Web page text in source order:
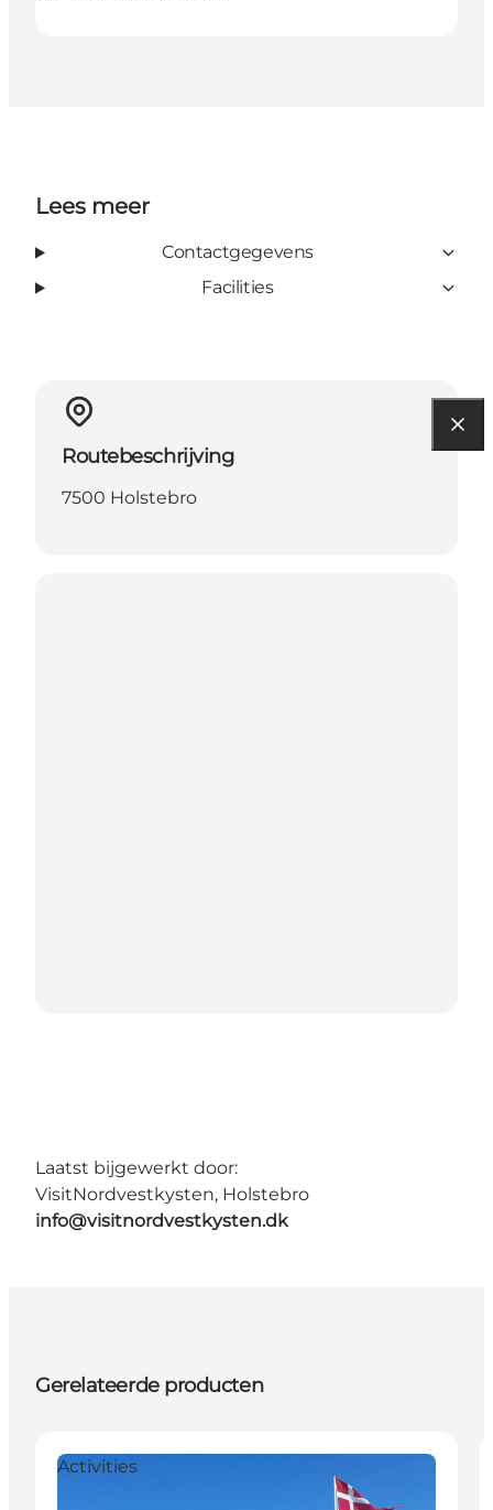
Lees meer
Contactgegevens
Facilities
Routebeschrijving
7500 Holstebro
Laatst bijgewerkt door:
VisitNordvestkysten, Holstebro
info@visitnordvestkysten.dk
Gerelateerde producten
Activities